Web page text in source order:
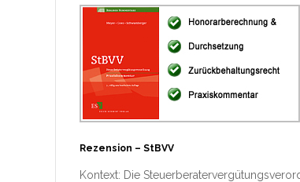
Rezension – StBVV
Kontext: Die